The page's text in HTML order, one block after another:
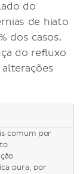
do
de hiato
dos casos.
do refluxo
comum por
pura, por